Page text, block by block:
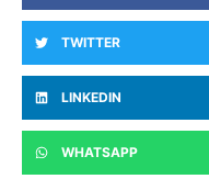
TWITTER
LINKEDIN
WHATSAPP